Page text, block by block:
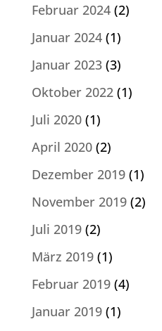
Februar 2024(2)
Januar 2024(1)
Januar 2023(3)
Oktober 2022(1)
Juli 2020(1)
April 2020(2)
Dezember 2019(1)
November 2019(2)
Juli 2019(2)
März 2019(1)
Februar 2019(4)
Januar 2019(1)